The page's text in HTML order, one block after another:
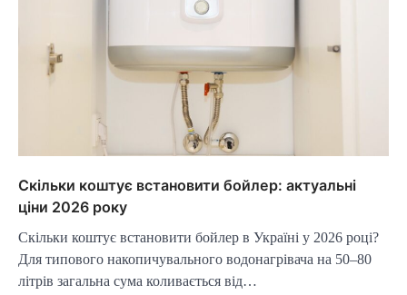
Скільки коштує встановити бойлер: актуальні
ціни 2026 року
Скільки коштує встановити бойлер в Україні у 2026 році?
Для типового накопичувального водонагрівача на 50–80
літрів загальна сума коливається від…